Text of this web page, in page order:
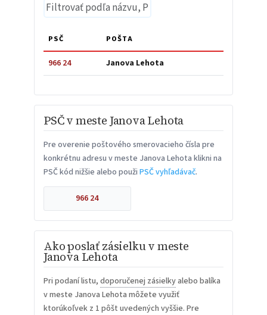
PSČ POŠTA
966 24 Janova Lehota
PSČ v meste Janova Lehota
Pre overenie poštového smerovacieho čísla pre
konkrétnu adresu v meste Janova Lehota klikni na
PSČ kód nižšie alebo použi PSČ vyhľadávač.
966 24
Ako poslať zásielku v meste
Janova Lehota
Pri podaní listu, doporučenej zásielkyalebo balíka
v meste Janova Lehota môžete využiť
ktorúkoľvek z 1 pôšt uvedených vyššie. Pre